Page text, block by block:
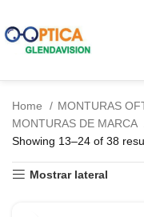
Home
MONTURAS
MONTURAS DE MARCA
Showing 13–24 of 38
Mostrar lateral